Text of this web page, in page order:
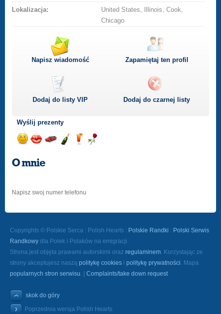
Lokalizacja:
United States, Illinois, Cook,
Chicago
Napisz wiadomość Zapamiętaj ten profil
Dodaj do listyVIP Dodaj do czarnej listy
Wyślij prezenty
uśmiechbuziaka
O mnie
Napisz swoj numer telefonu
Copyrights © Polskie Serca : Polish Hearts : Polskie Randki : Polski Serwis
Randkowy dla Polek i Polaków na emigracji.
Strona jest objęta prawami autorskimi oraz regulaminem. Korzystając ze
strony akceptujesz naszą politykę cookies i politykę prywatności. Mapa
popularnych stron serwisu. | Complaints/take down request
skok do góry
Poprzednia wersja Polish Hearts